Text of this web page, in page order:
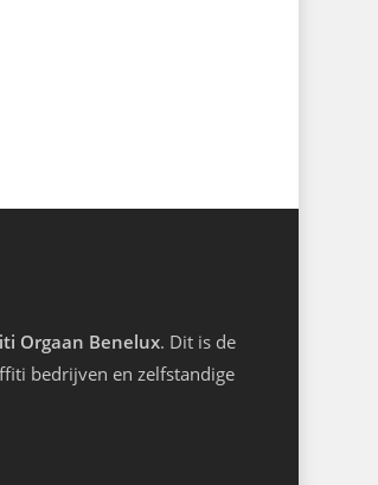
Orgaan Benelux. Dit is de
bedrijven en zelfstandige